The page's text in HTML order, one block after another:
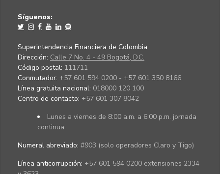
Síguenos:
Superintendencia Financiera de Colombia
Dirección: Calle 7 No. 4 - 49 Bogotá, D.C.
Código postal: 111711
Conmutador: +57 601 594 0200 - +57 601 350 8166
Línea gratuita nacional: 018000 120 100
Centro de contacto: +57 601 307 8042
Lunes a viernes de 8:00 a.m. a 6:00 p.m. jornada
continua.
Numeral abreviado: #903 (solo operadores Claro y Tigo)
Línea anticorrupción: +57 601 594 0200 extensiones 2334